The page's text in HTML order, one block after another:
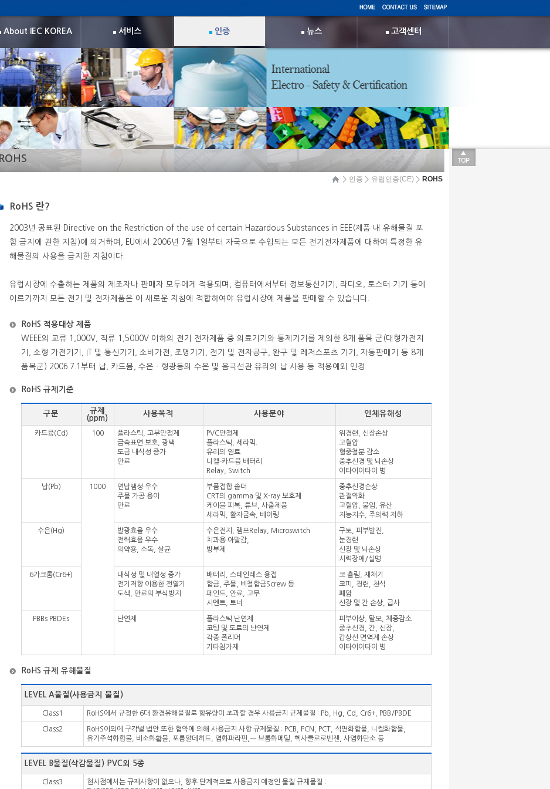
인증 유럽인증(CE) ROHS
ROHS
About IEC KOREA 서비스 인증 뉴스 고객센터
RoHS 란?
2003년 공표된 Directive on the Restriction of the use of certain Hazardous Substances in EEE(제품 내 유해물질 포
함 금지에 관한 지침)에 의거하여, EU에서 2006년 7월 1일부터 자국으로 수입되는 모든 전기전자제품에 대하여 특정한 유
해물질의 사용을 금지한 지침이다.
유럽시장에 수출하는 제품의 제조자나 판매자 모두에게 적용되며, 컴퓨터에서부터 정보통신기기, 라디오, 토스터 기기 등에
이르기까지 모든 전기 및 전자제품은 이 새로운 지침에 적합하여야 유럽시장에 제품을 판매할 수 있습니다.
RoHS 적용대상 제품
WEEE의 교류 1,000V, 직류 1,5000V 이하의 전기 전자제품 중 의료기기와 통제기기를 제외한 8개 품목 군(대형가전지
기, 소형 가전기기, IT 및 통신기기, 소비가전, 조명기기, 전기 및 전자공구, 완구 및 레저스포츠 기기, 자동판매기 등 8개
품목군) 2006.7.1부터 납, 카드뮴, 수은 - 형광등의 수은 및 음극선관 유리의 납 사용 등 적용예외 인정
RoHS 규제기준
구분
규제
(ppm)
사용목적 사용분야 인체유해성
카드뮴(Cd) 100
플라스틱, 고무안정제
금속표면 보호, 광택
도금 내식성 증가
안료
PVC안정제
플라스틱, 세라믹.
유리의 염료
니켈-카드뮴 배터리
Relay, Switch
위경련, 신장손상
고혈압
혈중철분 감소
중추신경 및 뇌손상
이타이이타이 병
납(Pb) 1000
연납땜성 우수
주물 가공 용이
안료
부품접합 솔더
CRT의 gamma 및 X-ray 보호제
케이블 피복, 튜브, 사출제품
세라믹, 활자금속, 베어링
중추신경손상
관절약화
고혈압, 불임, 유산
지능지수, 주의력 저하
수은(Hg)
발광효율 우수
전력효율 우수
의약용, 소독, 살균
수은전지, 램프Relay, Microswitch
치과용 아말감,
방부제
구토, 피부발진,
눈경련
신장 및 뇌손상
시력장애/실명
6가크롬(Cr6+)
내식성 및 내열성 증가
전기저항 이용한 전열기
도색, 안료의 부식방지
배터리, 스테인레스 용접
합금, 주물, 비철합금Screw 등
페인트, 안료, 고무
시멘트, 토너
코 흘림, 재채기
코피, 경련, 천식
폐암
신장 및 간 손상, 급사
PBBs PBDEs 난연제
플라스틱 난연제
코팅 및 도료의 난연제
각종 폴리머
기타첨가제
피부이상, 탈모, 체중감소
중추신경, 간, 신장,
갑상선 면역계 손상
이타이이타이 병
RoHS 규제 유해물질
LEVEL A물질(사용금지 물질)
Class1 RoHS에서 규정한 6대 환경유해물질로 함유량이 초과할 경우 사용금지 규제물질 : Pb, Hg, Cd, Cr6+, PBB/PBDE
Class2
RoHS이외에 구각별 법안 또한 협약에 의해 사용금지 사항 규제물질 : PCB, PCN, PCT, 석면화합물, 니켈화합물,
유기주석화합물, 비소화홥물, 포름알데히드, 염화파라핀,ㅡ 브롬화메틸, 헥사클로로벤젠, 사염화탄소 등
LEVEL B물질(삭감물질) PVC외 5종
Class3
현시점에서는 규제사항이 없으나, 향후 단계적으로 사용금지 예정인 물질 규제물질 :